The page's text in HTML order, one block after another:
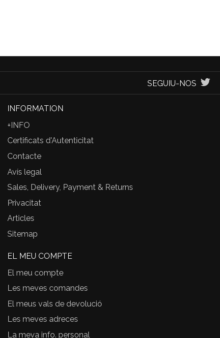
SEGUIU-NOS
INFORMATION
+INFO
Certificats d'Autenticitat
Contacte
Avís legal
Sales, Delivery, Payment & Returns
Privacitat
Articles
Sitemap
EL MEU COMPTE
El meu compte
Les meves comandes
El meus vals de devolució
Les meves adreces
La meva info. personal